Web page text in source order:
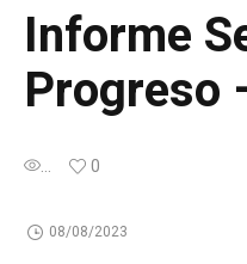
Informe
Progreso
... 0
08/08/2023